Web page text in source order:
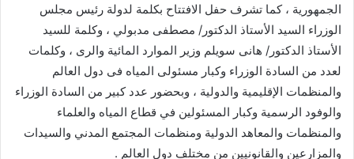
الجمهورية ، كما تشرف حفل الافتتاح بكلمة لدولة رئيس مجلس
الوزراء السيد الأستاذ الدكتور/ مصطفى مدبولي ، وكلمة للسيد
الأستاذ الدكتور/ هانى سويلم وزير الموارد المائية والرى ، وكلمات
لعدد من السادة الوزراء وكبار مسئولى المياه فى دول العالم
والمنظمات الإقليمية والدولية ، وبحضور عدد كبير من السادة الوزراء
والوفود الرسمية وكبار المسئولين في قطاع المياه والعلماء
والمنظمات والمعاهد الدولية ومنظمات المجتمع المدني والسيدات
والمزارعين والقانونيين من مختلف دول العالم .